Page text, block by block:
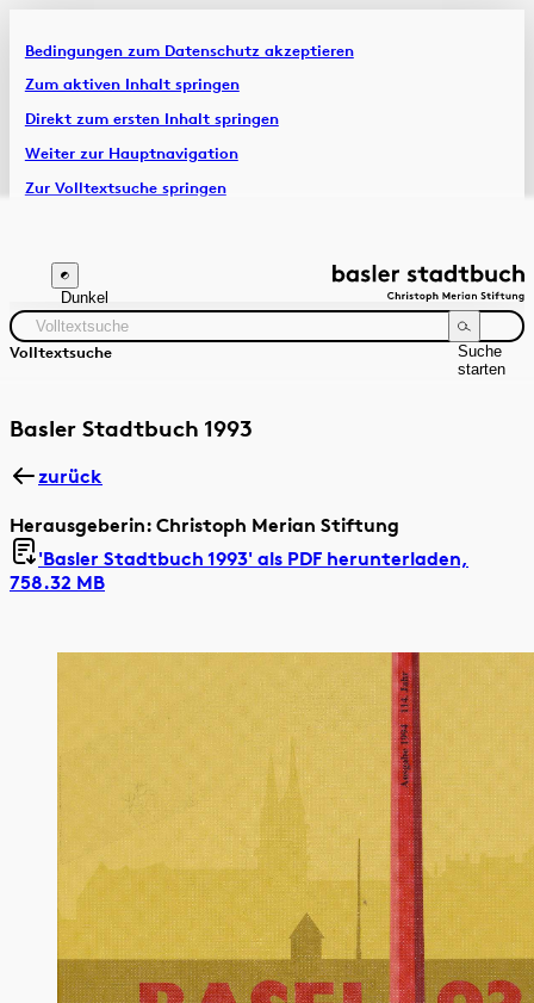
Bedingungen zum Datenschutz akzeptieren
Zum aktiven Inhalt springen
Direkt zum ersten Inhalt springen
Weiter zur Hauptnavigation
Zur Volltextsuche springen
Artikel & Dossiers
Chronik
Dunkel
Volltextsuche
Suche
starten
Zeitraum Autor:in
Basler Stadtbuch 1993
zurück
Herausgeberin: Christoph Merian Stiftung
'Basler Stadtbuch 1993' als PDF herunterladen,
758.32 MB